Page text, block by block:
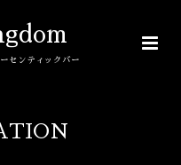
センティックバー